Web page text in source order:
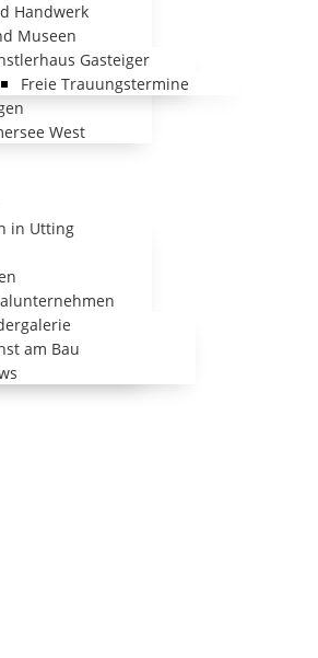
Handwerk
Museen
Gasteiger
Freie Trauungstermine
West
in Utting
am Bau